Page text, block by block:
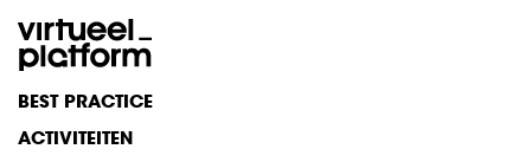
BEST PRACTICE
ACTIVITEITEN